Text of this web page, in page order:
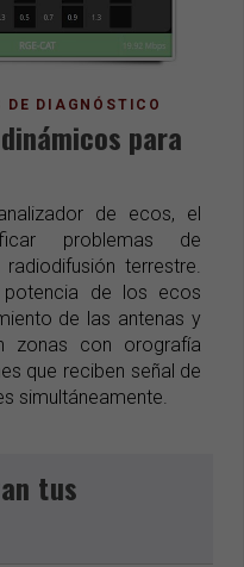
DIAGNÓSTICO
para
de ecos, el
problemas de
terrestre.
de los ecos
de las antenas y
zonas con orografía
que reciben señal de
simultáneamente.
tus